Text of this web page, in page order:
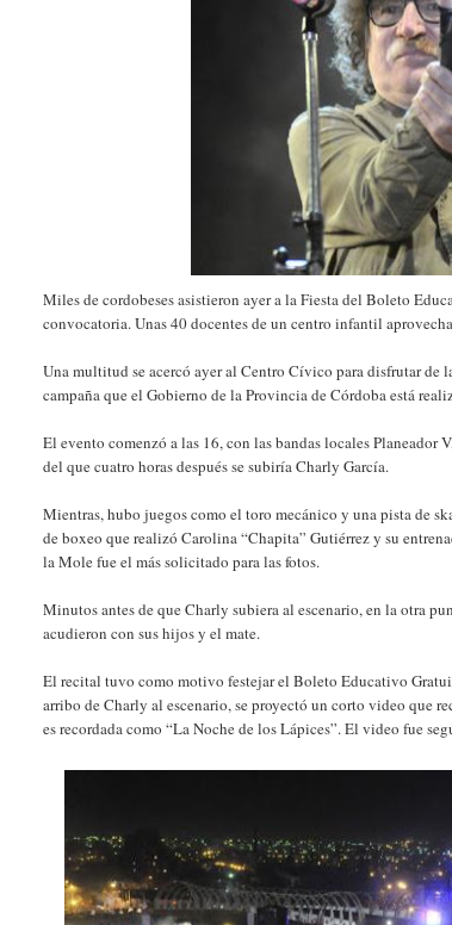
Miles de cordobeses asistieron ayer a la Fiesta del Boleto
convocatoria. Unas 40 docentes de un centro infantil
Una multitud se acercó ayer al Centro Cívico para disfrutar
campaña que el Gobierno de la Provincia de Córdoba está
El evento comenzó a las 16, con las bandas locales
del que cuatro horas después se subiría Charly García.
Mientras, hubo juegos como el toro mecánico y una pista de
de boxeo que realizó Carolina “Chapita” Gutiérrez y su
la Mole fue el más solicitado para las fotos.
Minutos antes de que Charly subiera al escenario, en la otra
acudieron con sus hijos y el mate.
El recital tuvo como motivo festejar el Boleto Educativo
arribo de Charly al escenario, se proyectó un corto video que
es recordada como “La Noche de los Lápices”. El video fue